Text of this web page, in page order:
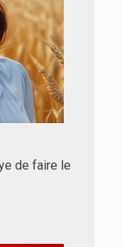
de faire le